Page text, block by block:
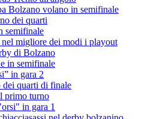
Bolzano volano in semifinale
dei quarti
semifinale
migliore dei modi i playout
di Bolzano
in semifinale
in gara 2
quarti di finale
primo turno
in gara 1